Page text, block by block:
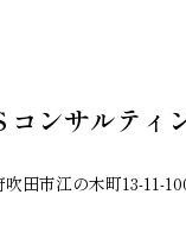
コンサルティ
田市江の木町13-11-